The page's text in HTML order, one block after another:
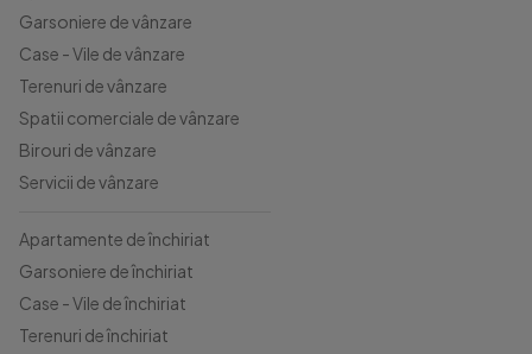
Garsoniere de vânzare
Case - Vile de vânzare
Terenuri de vânzare
Spatii comerciale de vânzare
Birouri de vânzare
Servicii de vânzare
Apartamente de închiriat
Garsoniere de închiriat
Case - Vile de închiriat
Terenuri de închiriat